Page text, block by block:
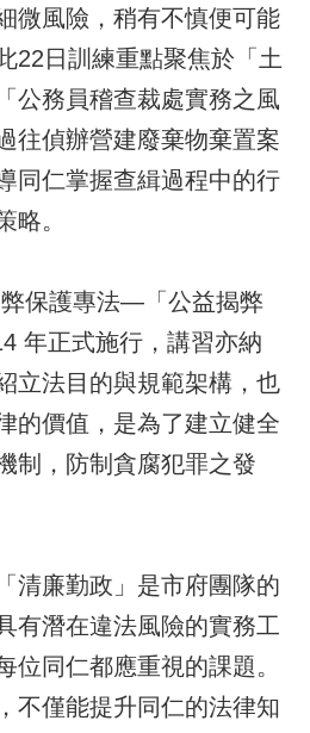
微風險，稍有不慎便可能
22日訓練重點聚焦於「土
公務員稽查裁處實務之風
往偵辦營建廢棄物棄置案
同仁掌握查緝過程中的行
略。
保護專法—「公益揭弊
年正式施行，講習亦納
立法目的與規範架構，也
的價值，是為了建立健全
制，防制貪腐犯罪之發
清廉勤政」是市府團隊的
有潛在違法風險的實務工
位同仁都應重視的課題。
不僅能提升同仁的法律知